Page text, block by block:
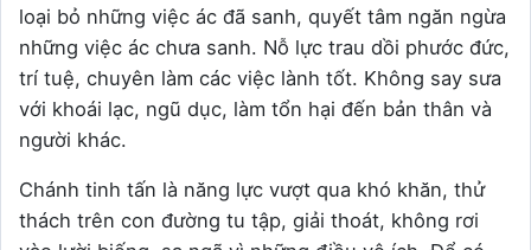
loại bỏ những việc ác đã sanh, quyết tâm ngăn ngừa
những việc ác chưa sanh. Nỗ lực trau dồi phước đức,
trí tuệ, chuyên làm các việc lành tốt. Không say sưa
với khoái lạc, ngũ dục, làm tổn hại đến bản thân và
người khác.
Chánh tinh tấn là năng lực vượt qua khó khăn, thử
thách trên con đường tu tập, giải thoát, không rơi